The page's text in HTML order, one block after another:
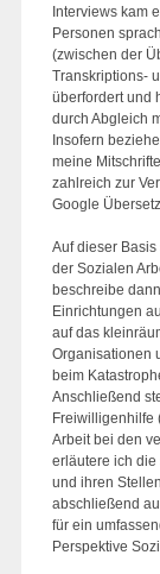
Interviews kam
Personen
(zwischen der
Transkriptions-
überfordert und
durch Abgleich
Insofern
meine
zahlreich zur
Google
Auf dieser
der Sozialen
beschreibe
Einrichtungen
auf das
Organisationen
beim
Anschließend
Freiwilligenhilfe
Arbeit bei den
erläutere ich
und ihren
abschließend
für ein
Perspektive